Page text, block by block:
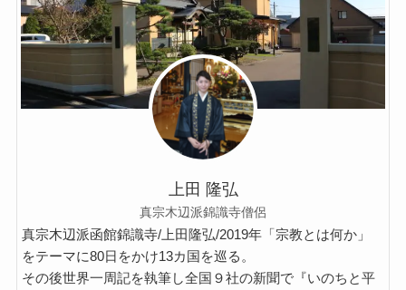
上田 隆弘
真宗木辺派錦識寺僧侶
真宗木辺派函館錦識寺/上田隆弘/2019年「宗教とは何か」
をテーマに80日をかけ13カ国を巡る。
その後世界一周記を執筆し全国９社の新聞で『いのちと平